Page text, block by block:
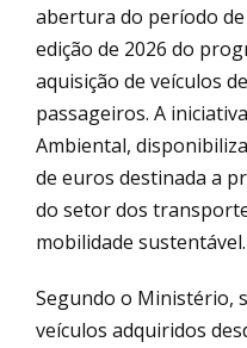
abertura do período
edição de 2026 do
aquisição de veículos
passageiros. A
Ambiental,
de euros destinada a
do setor dos
mobilidade sustentável.
Segundo o Ministério,
veículos adquiridos